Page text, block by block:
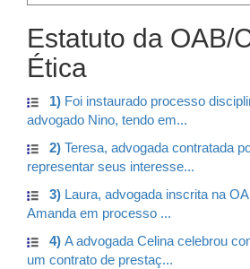
Estatuto da OAB/
Ética
1) Foi instaurado processo
advogado Nino, tendo em...
2) Teresa, advogada contratada
representar seus interesse...
3) Laura, advogada inscrita na
Amanda em processo ...
4) A advogada Celina celebrou
um contrato de prestaç...